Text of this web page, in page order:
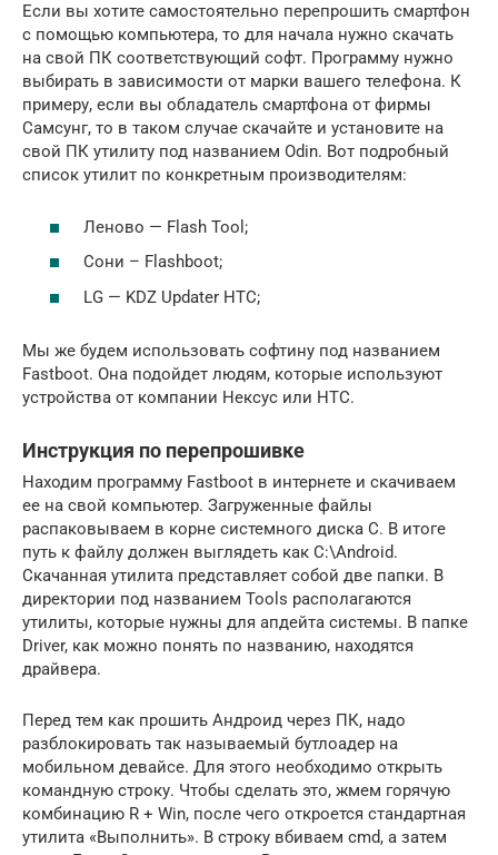
Если вы хотите самостоятельно перепрошить смартфон
с помощью компьютера, то для начала нужно скачать
на свой ПК соответствующий софт. Программу нужно
выбирать в зависимости от марки вашего телефона. К
примеру, если вы обладатель смартфона от фирмы
Самсунг, то в таком случае скачайте и установите на
свой ПК утилиту под названием Odin. Вот подробный
список утилит по конкретным производителям:
Леново — Flash Tool;
Сони – Flashboot;
LG — KDZ Updater HTC;
Мы же будем использовать софтину под названием
Fastboot. Она подойдет людям, которые используют
устройства от компании Нексус или HTC.
Инструкция по перепрошивке
Находим программу Fastboot в интернете и скачиваем
ее на свой компьютер. Загруженные файлы
распаковываем в корне системного диска С. В итоге
путь к файлу должен выглядеть как С:\Android.
Скачанная утилита представляет собой две папки. В
директории под названием Tools располагаются
утилиты, которые нужны для апдейта системы. В папке
Driver, как можно понять по названию, находятся
драйвера.
Перед тем как прошить Андроид через ПК, надо
разблокировать так называемый бутлоадер на
мобильном девайсе. Для этого необходимо открыть
командную строку. Чтобы сделать это, жмем горячую
комбинацию R + Win, после чего откроется стандартная
утилита «Выполнить». В строку вбиваем cmd, а затем